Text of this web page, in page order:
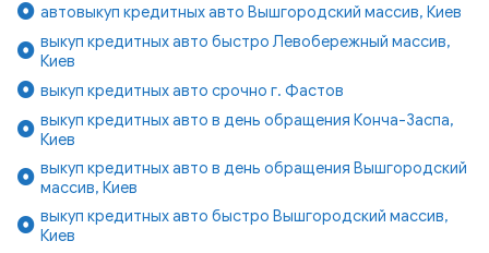
автовыкуп кредитных авто Вышгородский массив, Киев
выкуп кредитных авто быстро Левобережный массив,
Киев
выкуп кредитных авто срочно г. Фастов
выкуп кредитных авто в день обращения Конча-Заспа,
Киев
выкуп кредитных авто в день обращения Вышгородский
массив, Киев
выкуп кредитных авто быстро Вышгородский массив,
Киев